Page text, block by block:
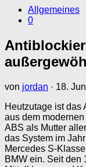
Allgemeines
0
von jordan · 18.
Heutzutage ist das
aus dem
ABS als Mutter
das System im
Mercedes S-
BMW ein. Seit den